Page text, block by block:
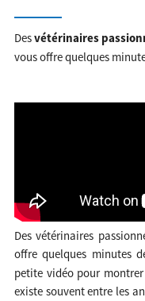
Desvétérinaires
vous offre quelques
Des vétérinaires
offre quelques minutes
petite vidéo pour
existe souvent entre les